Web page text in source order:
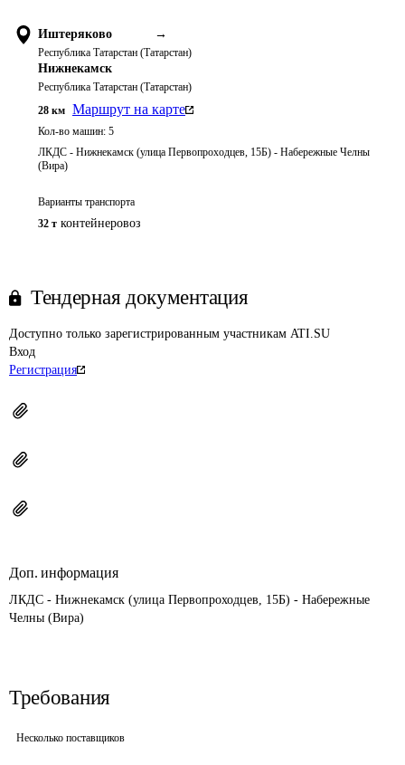
Иштеряково →
Республика Татарстан (Татарстан)
Нижнекамск
Республика Татарстан (Татарстан)
28 км Маршрут на карте
Кол-во машин: 5
ЛКДС - Нижнекамск (улица Первопроходцев, 15Б) - Набережные Челны
(Вира)
Варианты транспорта
32 т контейнеровоз
Тендерная документация
Доступно только зарегистрированным участникам ATI.SU
Вход
Регистрация
Доп. информация
ЛКДС - Нижнекамск (улица Первопроходцев, 15Б) - Набережные
Челны (Вира)
Требования
Несколько поставщиков